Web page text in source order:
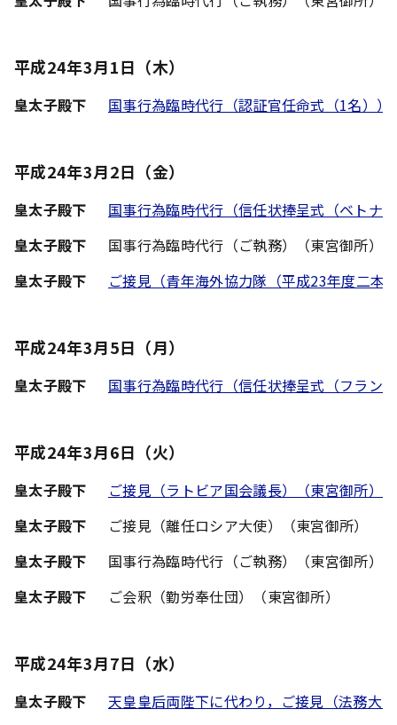
平成24年3月1日（木）
皇太子殿下 国事行為臨時代行（認証官任命式（1名））
平成24年3月2日（金）
皇太子殿下
国事行為臨時代行（信任状捧呈式（ベトナ
皇太子殿下
国事行為臨時代行（ご執務）（東宮御所）
皇太子殿下
ご接見（青年海外協力隊（平成23年度二本
平成24年3月5日（月）
皇太子殿下 国事行為臨時代行（信任状捧呈式（フラン
平成24年3月6日（火）
皇太子殿下
ご接見（ラトビア国会議長）（東宮御所）
皇太子殿下
ご接見（離任ロシア大使）（東宮御所）
皇太子殿下
国事行為臨時代行（ご執務）（東宮御所）
皇太子殿下
ご会釈（勤労奉仕団）（東宮御所）
平成24年3月7日（水）
皇太子殿下
天皇皇后両陛下に代わり，ご接見（法務大